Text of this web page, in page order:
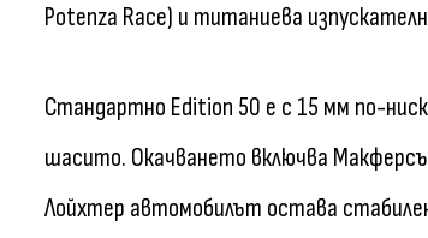
Potenza Race) и титаниева
Стандартно Edition 50 е с 15 мм по-
шасито. Окачването включва
Лойхтер автомобилът остава